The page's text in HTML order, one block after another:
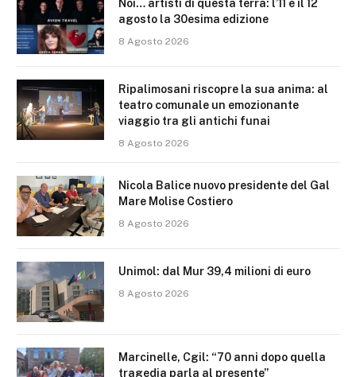
Noi… artisti di questa terra: l’11 e il 12
agosto la 30esima edizione
8 Agosto 2026
Ripalimosani riscopre la sua anima: al
teatro comunale un emozionante
viaggio tra gli antichi funai
8 Agosto 2026
Nicola Balice nuovo presidente del Gal
Mare Molise Costiero
8 Agosto 2026
Unimol: dal Mur 39,4 milioni di euro
8 Agosto 2026
Marcinelle, Cgil: “70 anni dopo quella
tragedia parla al presente”